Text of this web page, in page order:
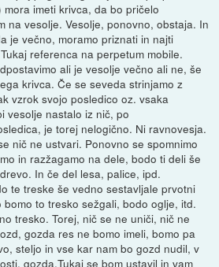
imeti krivca, da bo pričelo
na vesolje. Vesolje, ponovno, obstaja. In
je večno, moramo priznati in najti
referenca na perpetum mobile.
ali je vesolje večno ali ne, še
krivca. Če se seveda strinjamo z
vzrok svojo posledico oz. vsaka
vesolje nastalo iz nič, po
je torej nelogično. Ni ravnovesja.
nič ne ustvari. Ponovno se spomnimo
in razžagamo na dele, bodo ti deli še
In če del lesa, palice, ipd.
te treske še vedno sestavljale prvotni
to tresko sežgali, bodo oglje, itd.
tresko. Torej, nič se ne uniči, nič ne
gozda res ne bomo imeli, bomo pa
steljo in vse kar nam bo gozd nudil, v
gozda.Tukaj se bom ustavil in vam